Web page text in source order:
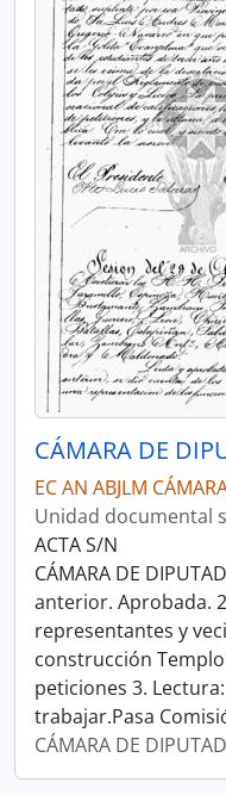
CÁMARA DE
EC AN ABJLM
Unidad documental
ACTA S/N
CÁMARA DE
anterior. Aprobada.
representantes y
construcción
peticiones 3.
trabajar.Pasa
CÁMARA DE